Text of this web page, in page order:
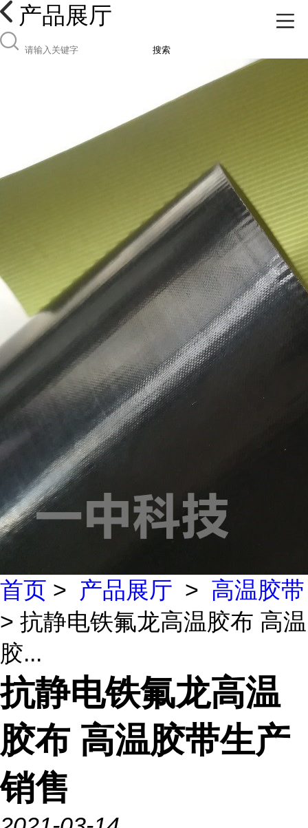
产品展厅
搜索
首页 > 产品展厅 > 高温胶带
> 抗静电铁氟龙高温胶布 高温
胶...
抗静电铁氟龙高温
胶布 高温胶带生产
销售